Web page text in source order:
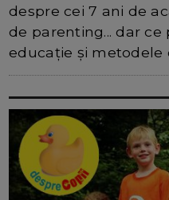
despre cei 7 ani de
de parenting... dar ce
educație și metodele